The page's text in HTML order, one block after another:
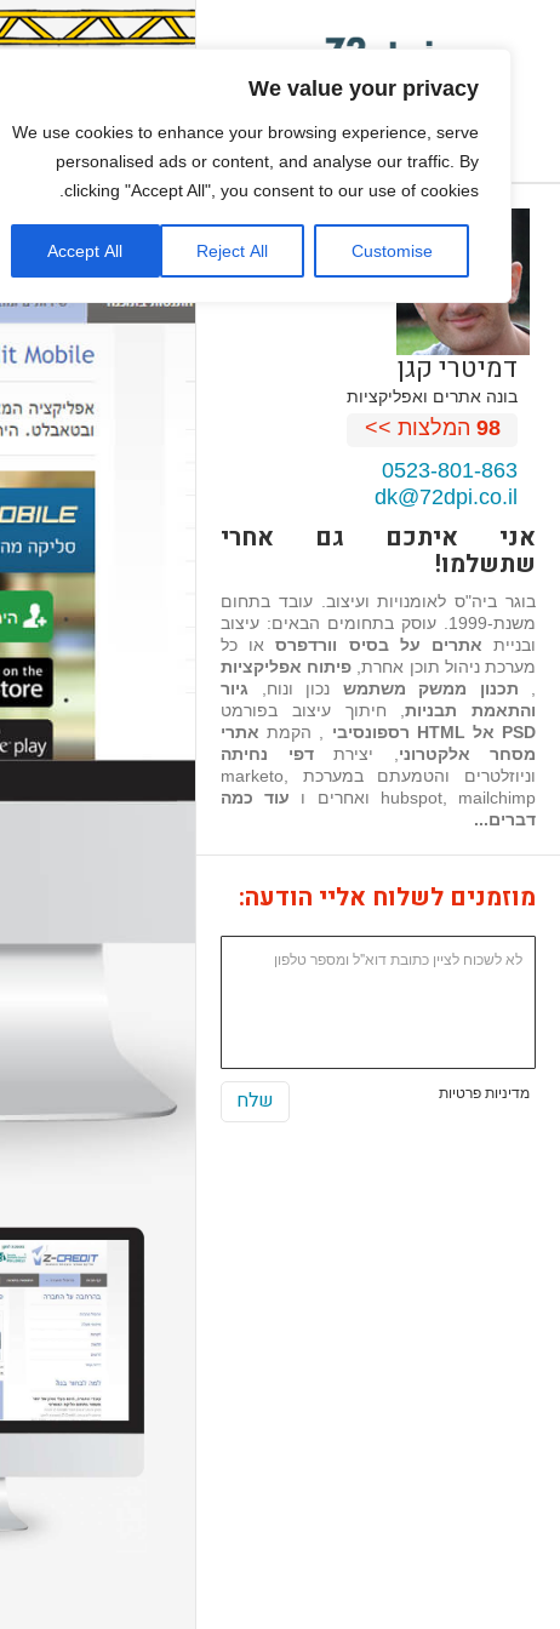
We value your privacy
We use cookies to enhance your browsing experience, serve
personalised ads or content, and analyse our traffic. By
clicking "Accept All", you consent to our use of cookies.
Customise
Reject All
Accept All
דמיטרי קגן
בונה אתרים ואפליקציות
98 המלצות >>
0523-801-863
dk@72dpi.co.il
אני איתכם גם אחרי
שתשלמו!
בוגר ביה"ס לאומנויות ועיצוב. עובד בתחום
משנת-1999. עוסק בתחומים הבאים: עיצוב
ובניית אתרים על בסיס וורדפרסאו כל
מערכת ניהול תוכן אחרת, פיתוח אפליקציות
תכנון ממשק משתמש נכון ונוח, גיור
והתאמת תבניות, חיתוך עיצוב בפורמט
PSD אל HTML רספונסיבי
, הקמת אתרי
מסחר אלקטרוני , יצירתדפי נחיתה
וניוזלטרים והטמעתם במערכת marketo,
hubspot, mailchimp ואחרים ו
עוד כמה
דברים...
מוזמנים לשלוח אליי הודעה:
מדיניות פרטיות